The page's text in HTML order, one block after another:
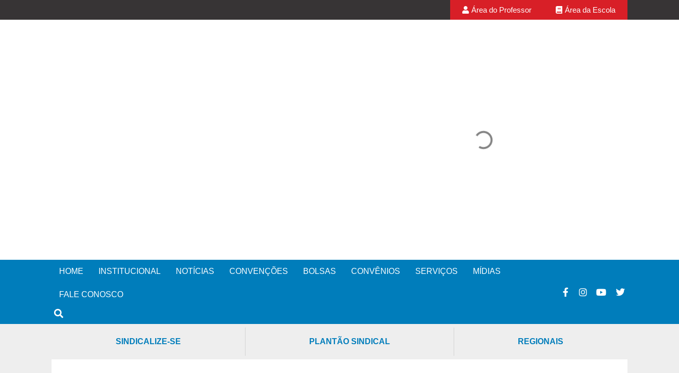
Área do Professor Área da Escola
HOME INSTITUCIONAL NOTÍCIAS CONVENÇÕES BOLSAS CONVÊNIOS SERVIÇOS MÍDIAS
FALE CONOSCO
SINDICALIZE-SE PLANTÃO SINDICAL REGIONAIS